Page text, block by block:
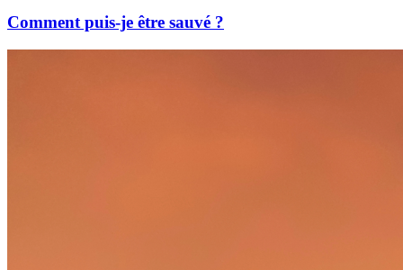
Comment puis-je être sauvé ?